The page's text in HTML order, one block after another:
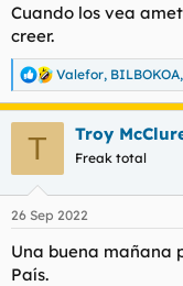
Cuando los vea
creer.
R
e
a
e
:
Valefor, BILBOKOA,
T Troy
Freak total
26 Sep 2022
Una buena mañana
País.